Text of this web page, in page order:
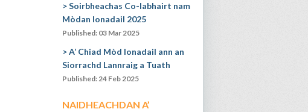
Soirbheachas Co-labhairt nam
Mòdan Ionadail 2025
Published: 03 Mar 2025
A’ Chiad Mòd Ionadail ann an
Siorrachd Lannraig a Tuath
Published: 24 Feb 2025
NAIDHEACHDAN A’